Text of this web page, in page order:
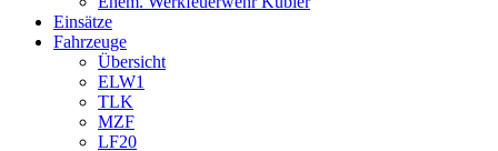
Einsätze
Fahrzeuge
Übersicht
ELW1
TLK
MZF
LF20